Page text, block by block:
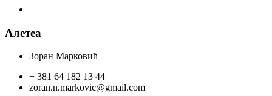
Алетеа
Зоран Марковић
+ 381 64 182 13 44
zoran.n.markovic@gmail.com